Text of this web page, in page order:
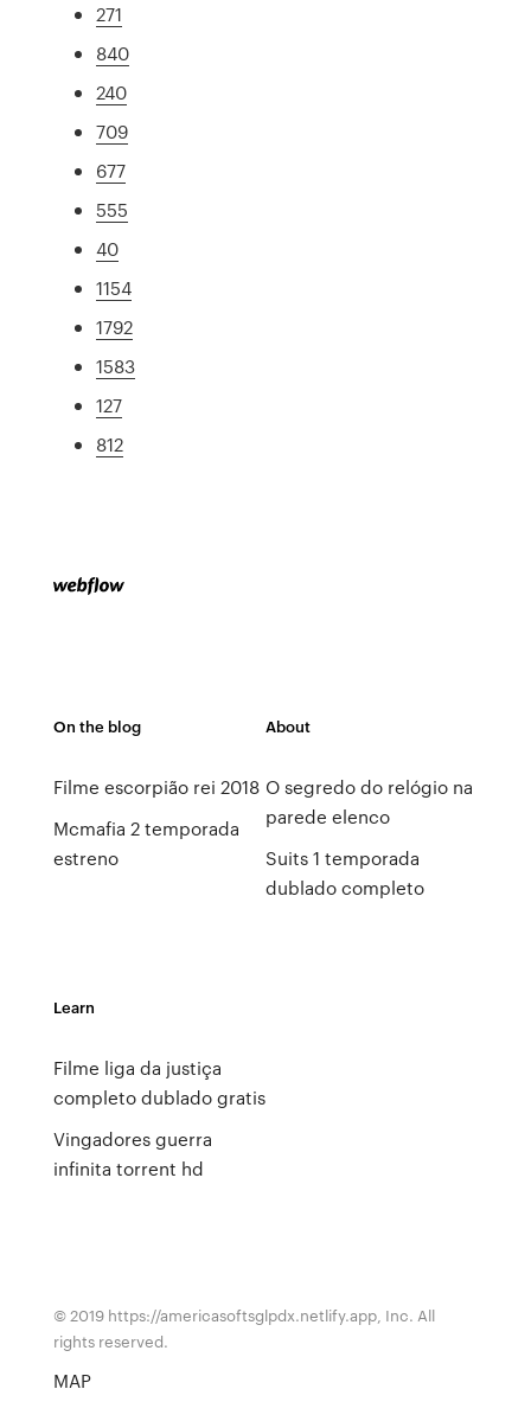
271
840
240
709
677
555
40
1154
1792
1583
127
812
On the blog
Filme escorpião rei 2018
Mcmafia 2 temporada
estreno
About
O segredo do relógio na
parede elenco
Suits 1 temporada
dublado completo
Learn
Filme liga da justiça
completo dublado gratis
Vingadores guerra
infinita torrent hd
© 2019 https://americasoftsglpdx.netlify.app, Inc. All
rights reserved.
MAP